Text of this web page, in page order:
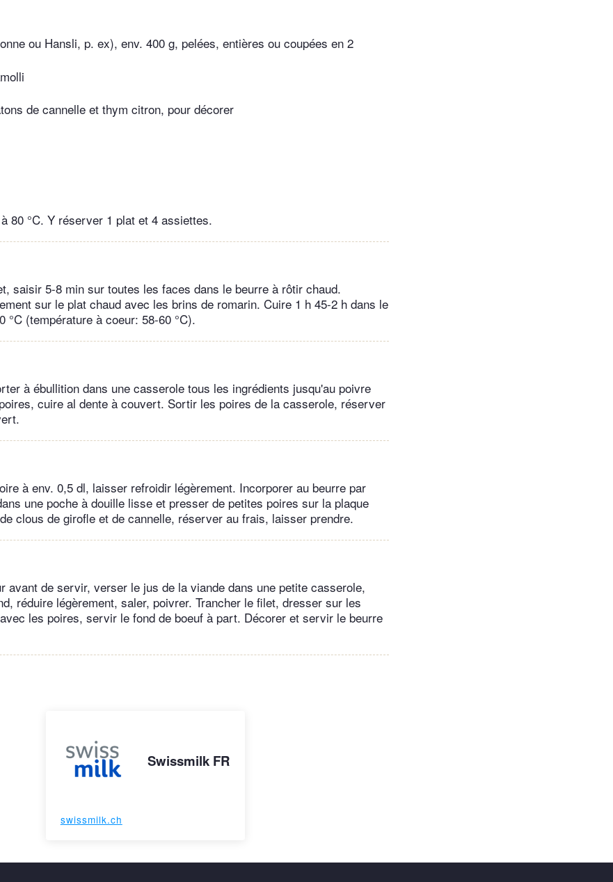
ou Hansli, p. ex), env. 400 g, pelées, entières ou coupées en 2
de cannelle et thym citron, pour décorer
80 °C. Y réserver 1 plat et 4 assiettes.
saisir 5-8 min sur toutes les faces dans le beurre à rôtir chaud.
sur le plat chaud avec les brins de romarin. Cuire 1 h 45-2 h dans le
°C (température à coeur: 58-60 °C).
à ébullition dans une casserole tous les ingrédients jusqu'au poivre
cuire al dente à couvert. Sortir les poires de la casserole, réserver
à env. 0,5 dl, laisser refroidir légèrement. Incorporer au beurre par
une poche à douille lisse et presser de petites poires sur la plaque
clous de girofle et de cannelle, réserver au frais, laisser prendre.
avant de servir, verser le jus de la viande dans une petite casserole,
réduire légèrement, saler, poivrer. Trancher le filet, dresser sur les
les poires, servir le fond de boeuf à part. Décorer et servir le beurre
Swissmilk FR
swissmilk.ch